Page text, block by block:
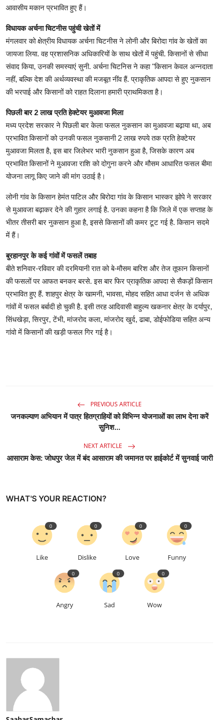
आवासीय मकान प्रभावित हुए हैं।
विधायक अर्चना चिटनीस पहुंची खेतों में
मंगलवार को क्षेत्रीय विधायक अर्चना चिटनीस ने लोनी और बिरोदा गांव के खेतों का
जायजा लिया. वह प्रशासनिक अधिकारियों के साथ खेतों में पहुंची. किसानों से सीधा
संवाद किया, उनकी समस्याएं सुनी. अर्चना चिटनिस ने कहा "किसान केवल अन्नदाता
नहीं, बल्कि देश की अर्थव्यवस्था की मजबूत नींव हैं. प्राकृतिक आपदा से हुए नुकसान
की भरपाई और किसानों को राहत दिलाना हमारी प्राथमिकता है।
पिछली बार 2 लाख प्रति हेक्टेयर मुआवजा मिला
मध्य प्रदेश सरकार ने पिछली बार केला फसल नुकसान का मुआवजा बढ़ाया था, अब
प्रभावित किसानों को उनकी फसल नुकसानी 2 लाख रुपये तक प्रति हेक्टेयर
मुआवजा मिलता है, इस बार जिलेभर भारी नुकसान हुआ है, जिसके कारण अब
प्रभावित किसानों ने मुआवजा राशि को दोगुना करने और मौसम आधारित फसल बीमा
योजना लागू किए जाने की मांग उठाई है।
लोनी गांव के किसान हेमंत पाटिल और बिरोदा गांव के किसान भास्कर झोपे ने सरकार
से मुआवजा बढ़ाकर देने की गुहार लगाई है. उनका कहना है कि जिले में एक सप्ताह के
भीतर तीसरी बार नुकसान हुआ है, इससे किसानों की कमर टूट गई है. किसान सदमे
में हैं।
बुरहानपुर के कई गांवों में फसलें तबाह
बीते शनिवार-रविवार की दरमियानी रात को बे-मौसम बारिश और तेज तूफान किसानों
की फसलों पर आफत बनकर बरसे. इस बार फिर प्राकृतिक आपदा से सैकड़ों किसान
प्रभावित हुए हैं. शाहपुर क्षेत्र के खामनी, भावसा, मोहद सहित आधा दर्जन से अधिक
गांवों में फसल बर्बादी हो चुकी है. इसी तरह आदिवासी बाहुल्य खकनार क्षेत्र के दर्यापुर,
सिंधखेड़ा, सिरपुर, टेंभी, मांजरोद कला, मांजरोद खुर्द, ढाबा, डोईफोडिया सहित अन्य
गांवो में किसानों की खड़ी फसल गिर गई है।
PREVIOUS ARTICLE
जनकल्याण अभियान में पात्र हितग्राहियों को विभिन्न योजनाओं का लाभ देना करें
सुनिश...
NEXT ARTICLE
आसाराम केस: जोधपुर जेल में बंद आसाराम की जमानत पर हाईकोर्ट में सुनवाई जारी
WHAT'S YOUR REACTION?
Like
0
Dislike
0
Love
0
Funny
0
Angry
0
Sad
0
Wow
0